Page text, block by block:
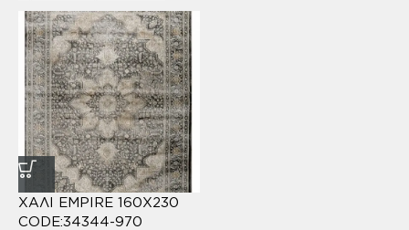
ΧΑΛΙ EMPIRE 160X230
CODE:34344-970